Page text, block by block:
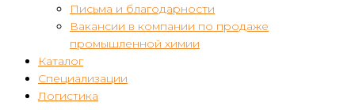
Письма и благодарности
Вакансии в компании по продаже
промышленной химии
Каталог
Специализации
Логистика